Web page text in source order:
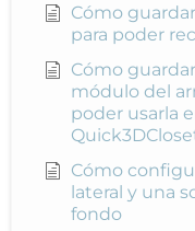
Cómo
para poder
Cómo
módulo del
poder usarla
Cómo
lateral y una
fondo